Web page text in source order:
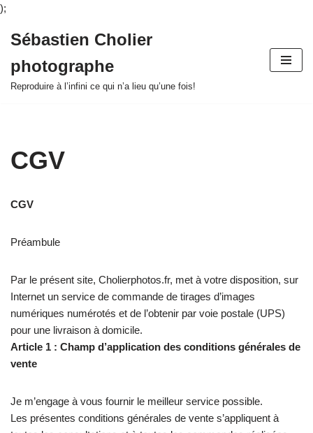
);
au
contenu
Sébastien Cholier
photographe
Reproduire à l’infini ce qui n’a lieu qu’une fois!
CGV
CGV
Préambule
Par le présent site, Cholierphotos.fr, met à votre disposition, sur
Internet un service de commande de tirages d’images
numériques numérotés et de l’obtenir par voie postale (UPS)
pour une livraison à domicile.
Article 1 : Champ d’application des conditions générales de
vente
Je m’engage à vous fournir le meilleur service possible.
Les présentes conditions générales de vente s’appliquent à